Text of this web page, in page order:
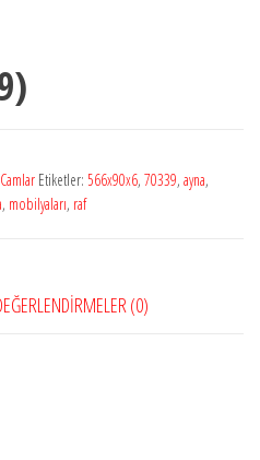
Etiketler: 566x90x6, 70339, ayna,
, mobilyaları, raf
(0)